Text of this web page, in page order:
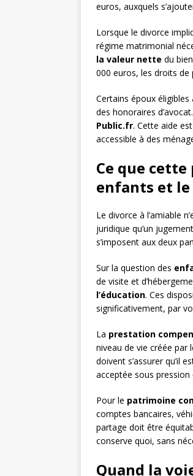
euros, auxquels
Lorsque le divorce
régime matrimonial
la valeur nette du
000 euros, les droits
Certains époux éligibles
des honoraires
Public.fr. Cette aide
accessible à des
Ce que
enfants et
Le divorce à l’amiable
juridique qu’un
s’imposent aux deux
Sur la question des
de visite et
l’éducation. Ces
significativement, par
La prestation
niveau de vie créée par
doivent s’assurer qu’il
acceptée sous
Pour le patrimoine
comptes bancaires,
partage doit être
conserve quoi, sans
Quand la